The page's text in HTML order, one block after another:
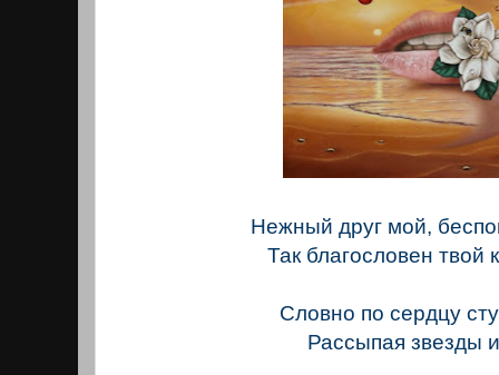
Нежный друг мой,
Так благословен твой
Словно по сердцу
Рассыпая звезды